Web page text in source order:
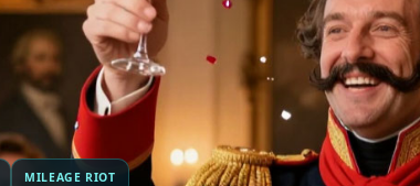
MILEAGE RIOT